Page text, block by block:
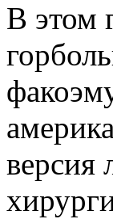
В этом
версия